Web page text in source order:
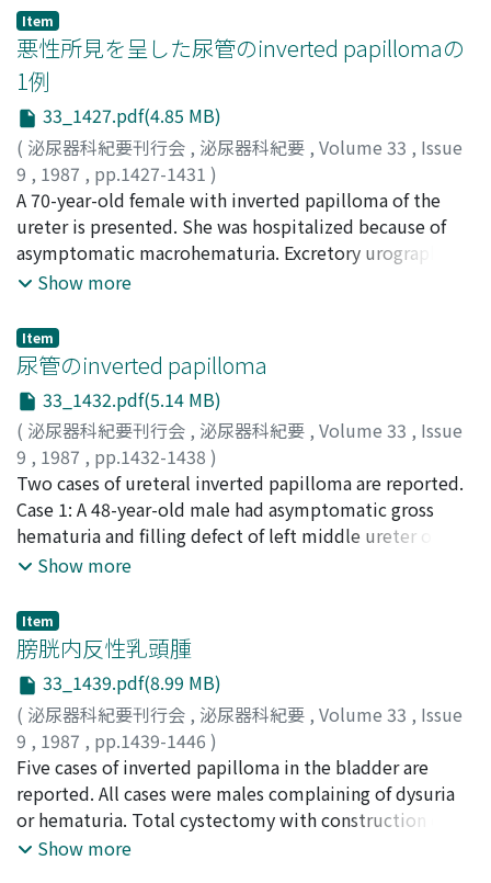
including excretory urography, retrograde pyelography,
computed tomography and cystoscopy revealed
multiple urothelial tumors in the left renal pelvis,
ureter and bladder. Radical surgery, however, was
postponed because of pneumothorax induced by an
inadvertent insertion of the CVP catheter at operation.
Subsequent respiratory disturbance persisted so that
he was observed at the outpatient clinic following right
ureterocutaneostomy. Gradual increase in anemia and
decrease in renal function, however, prompted another
admission. Gross hematuria necessitating frequent
transurethral resection of bladder tumors. Therefore
left nephroureterectomy with resection of bladder cuff
was performed after internal arteriovenous shunt had
been established, because favorable results regarding
tumor resection were obtained from preoperative
evaluations. He showed satisfactory recovery and was
spared hemodialysis despite eventful postoperative
course with transient decrease in renal function. The
patient was discharged on 130th postoperative day and
is now being followed up at the outpatient clinic. The
Item
悪性所見を呈した尿管のinverted papillomaの
1例
33_1427.pdf(4.85 MB)
( 泌尿器科紀要刊行会 , 泌尿器科紀要 , Volume 33 , Issue
9 , 1987 , pp.1427-1431 )
矢島, 通孝;星野, 孝夫;岩崎, 晧;広川, 信;松下, 和彦;朝倉,
茂夫;YAJIMA, Michitaka;HOSHINO, Takao ;IWASAKI,
Akira;HIROKAWA, Makoto;MATSUSHITA, Kazuhiko
ASAKURA, Shigeo
A 70-year-old female with inverted papilloma of the
ureter is presented. She was hospitalized because of
asymptomatic macrohematuria. Excretory urography
and retrograde pyelography demonstrated a filling
right ureter. Abdominal computer tomographic (CT)
scan showed mass lesion (CT number 41) at the same
portion as the filling defect. She was diagnosed as
having an ureteral tumor and right nephroureterectomy
was performed. The gross specimen contained a 24 X 12
mm, polypoid, pedunculated and smooth-surfaced
tumor. Pathological diagnosis was inverted papilloma.
However, microscopic examination revealed a
malignant finding corresponding to transitional cell
carcinoma grade 1. From the Japanese and foreign
collected and are reviewed. Clinical and pathological
features are discussed.
Show more
Item
尿管のinverted papilloma
33_1432.pdf(5.14 MB)
( 泌尿器科紀要刊行会 , 泌尿器科紀要 , Volume 33 , Issue
9 , 1987 , pp.1432-1438 )
淡河, 洋一;香川, 征;滝川, 浩;米田, 文男;住吉, 義光;黒川,
一男;佐野, 寿昭;AGA, Yoichi;KAGAWA, Susumu;
TAKIGAWA, Hiroshi;YONEDA, Fumio;SUMIYOSHI,
Yoshiteru;KUROKAWA, Kazuo
Two cases of ureteral inverted papilloma are reported.
Case 1: A 48-year-old male had asymptomatic gross
hematuria and filling defect of left middle ureter on
intravenous pyelography. Segmental resection of ureter
lesion with histologic features resembling "multifocal
bud-like proliferation", which was reported as the
initial stage of the inverted urothelial tumor by Kunze
et al. Case 2: A 64-year-old female with asymptomatic
gross hematuria and complete obstruction of left
middle ureter on ante- and retrograde pyelograms.
Total nephroureterectomy was performed. A 4 cm
lobulated and pedunculated lesion with histologic
features of typical inverted urothelial papilloma was
resected. Twenty-one cases of ureteral inverted
Show more
Item
膀胱内反性乳頭腫
33_1439.pdf(8.99 MB)
( 泌尿器科紀要刊行会 , 泌尿器科紀要 , Volume 33 , Issue
9 , 1987 , pp.1439-1446 )
高橋, 義人 ;堀江, 正宣; 磯貝, 和俊; 栗山, 学;坂, 義人;
TAKAHASHI, Yoshito;HORIE, Masanobu;ISOGAI,
Kazutoshi;KURIYAMA, Manabu;BAN, Yoshihito
Five cases of inverted papilloma in the bladder are
reported. All cases were males complaining of dysuria
or hematuria. Total cystectomy with construction of
ileal conduit was carried out in the first case, and
Show more